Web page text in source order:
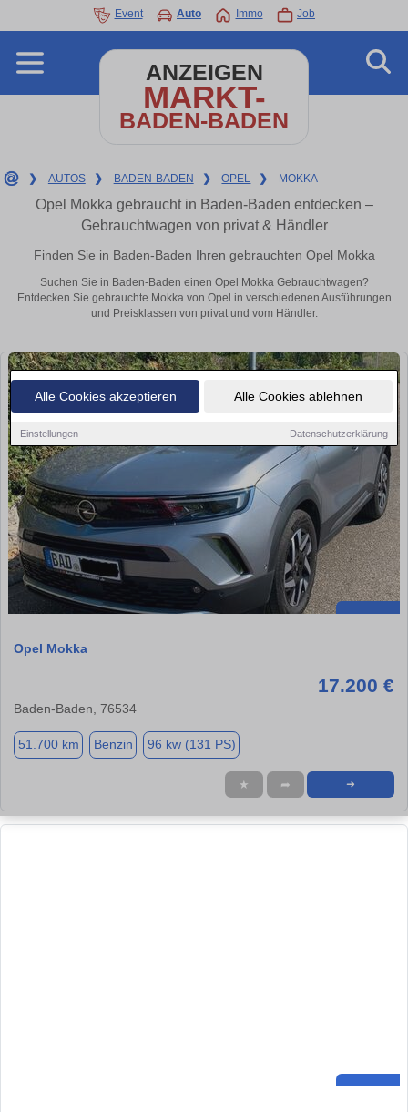
Alle Cookies akzeptieren Alle Cookies ablehnen
Einstellungen Datenschutzerklärung
Event Auto Immo Job
ANZEIGEN
MARKT-
BADEN-BADEN
❯ AUTOS ❯ BADEN-BADEN ❯ OPEL ❯ MOKKA
Opel Mokka gebraucht in Baden-Baden entdecken –
Gebrauchtwagen von privat & Händler
Finden Sie in Baden-Baden Ihren gebrauchten Opel Mokka
Suchen Sie in Baden-Baden einen Opel Mokka Gebrauchtwagen?
Entdecken Sie gebrauchte Mokka von Opel in verschiedenen Ausführungen
und Preisklassen von privat und vom Händler.
Opel Mokka
17.200 €
Baden-Baden, 76534
51.700 km Benzin 96 kw (131 PS)
★ ➦ ➜